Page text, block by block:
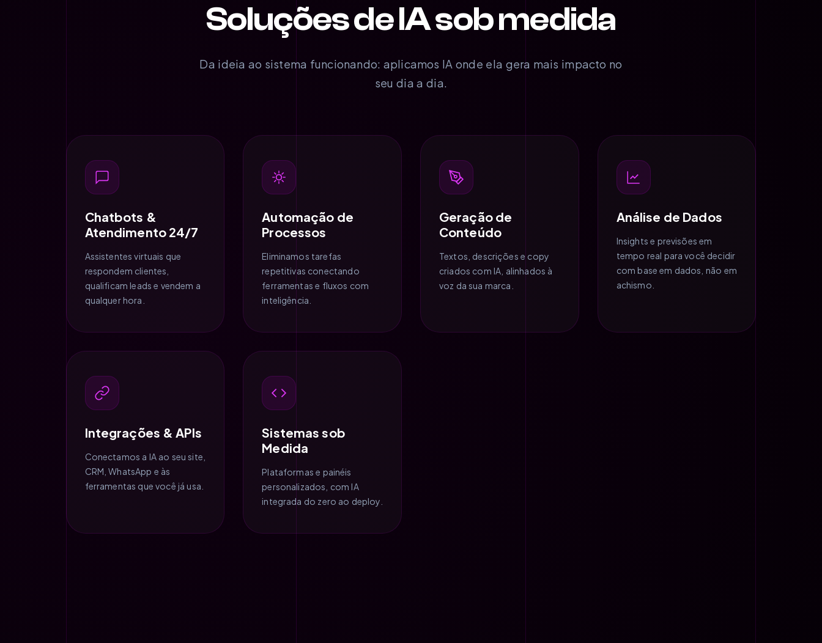
Soluções de IA sob medida
Da ideia ao sistema funcionando: aplicamos IA onde ela gera mais impacto no
seu dia a dia.
Chatbots &
Atendimento 24/7
Assistentes virtuais que
respondem clientes,
qualificam leads e vendem a
qualquer hora.
Automação de
Processos
Eliminamos tarefas
repetitivas conectando
ferramentas e fluxos com
inteligência.
Geração de
Conteúdo
Textos, descrições e copy
criados com IA, alinhados à
voz da sua marca.
Análise de Dados
Insights e previsões em
tempo real para você decidir
com base em dados, não em
achismo.
Integrações & APIs
Conectamos a IA ao seu site,
CRM, WhatsApp e às
ferramentas que você já usa.
Sistemas sob
Medida
Plataformas e painéis
personalizados, com IA
integrada do zero ao deploy.